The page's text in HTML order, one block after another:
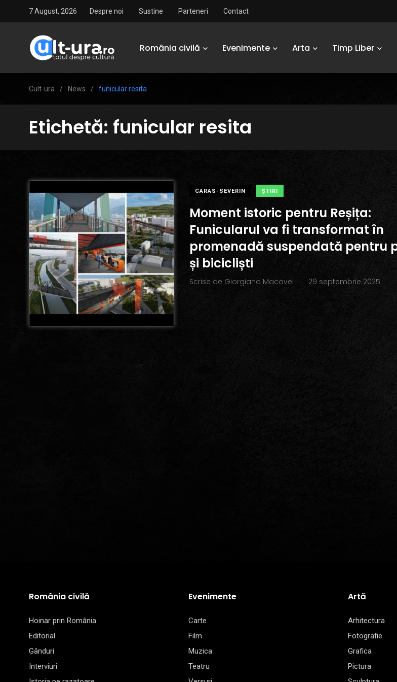
7 August, 2026 Despre noi Sustine Parteneri Contact
România civilă Evenimente Arta Timp Liber
Cult-ura / News / funicular resita
Etichetă: funicular resita
CARAS-SEVERIN ŞTIRI
Moment istoric pentru Reșița:
Funicularul va fi transformat în
promenadă suspendată pentru
și bicicliști
Scrise de Giorgiana Macovei . 29 septembrie 2025
România civilă
Hoinar prin România
Editorial
Gânduri
Interviuri
Evenimente
Carte
Film
Muzica
Teatru
Artă
Arhitectura
Fotografie
Grafica
Pictura